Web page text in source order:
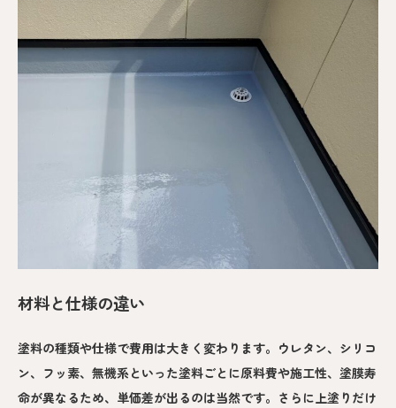
材料と仕様の違い
塗料の種類や仕様で費用は大きく変わります。ウレタン、シリコ
ン、フッ素、無機系といった塗料ごとに原料費や施工性、塗膜寿
命が異なるため、単価差が出るのは当然です。さらに上塗りだけ